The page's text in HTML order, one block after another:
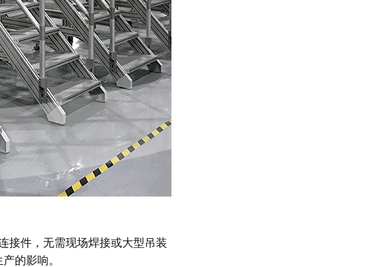
接件，无需现场焊接或大型吊装
的影响。